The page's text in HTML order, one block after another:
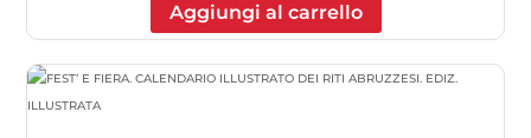
Aggiungi al carrello